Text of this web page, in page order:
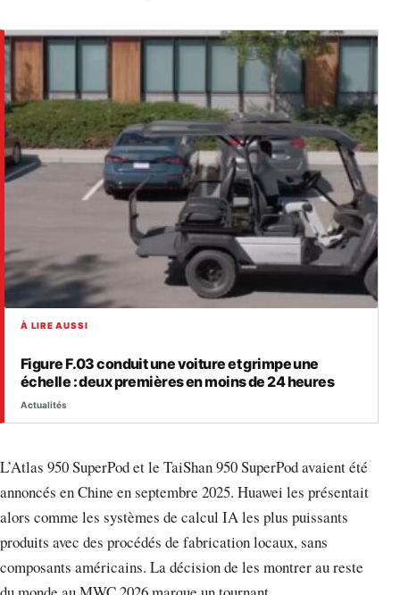
À LIRE AUSSI
Figure F.03 conduit une voiture et grimpe une
échelle : deux premières en moins de 24 heures
Actualités
L’Atlas 950 SuperPod et le TaiShan 950 SuperPod avaient été
annoncés en Chine en septembre 2025. Huawei les présentait
alors comme les systèmes de calcul IA les plus puissants
produits avec des procédés de fabrication locaux, sans
composants américains. La décision de les montrer au reste